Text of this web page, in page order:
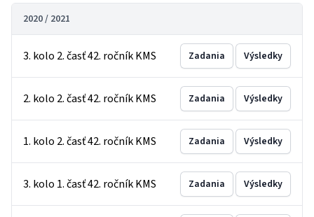
2020 / 2021
3. kolo 2. časť 42. ročník KMS Zadania Výsledky
2. kolo 2. časť 42. ročník KMS Zadania Výsledky
1. kolo 2. časť 42. ročník KMS Zadania Výsledky
3. kolo 1. časť 42. ročník KMS Zadania Výsledky